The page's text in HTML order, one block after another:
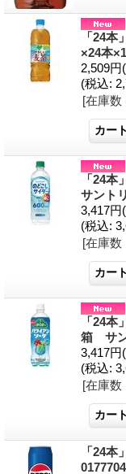
「24
×24本
2,509円
(税込:
[在庫
「24
サント
3,417円
(税込:
[在庫
「24
箱 サ
3,417円
(税込:
[在庫
「24